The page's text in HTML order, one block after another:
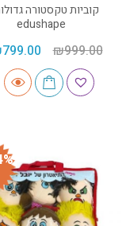
קוביות טקסטורה
edushape
₪999.00
799.00
4%